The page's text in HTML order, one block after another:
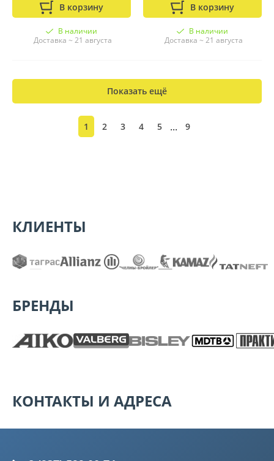
В корзину
В наличии
Доставка ~ 21 августа
В корзину
В наличии
Доставка ~ 21 августа
Показать ещё
1 2 3 4 5 ... 9
КЛИЕНТЫ
БРЕНДЫ
КОНТАКТЫ И АДРЕСА